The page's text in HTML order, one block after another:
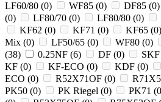
LF60/80 (0) WF85 (0) DF85 (0)
(0) LF80/70 (0) LF80/80 (0)
KF62 (0) KF71 (0) KF65 (0)
Mix (0) LF50/65 (0) WF80 (0)
(38) 0.25NF (6) DF (0) SKF
KF (0) KF-ECO (0) KDF (0)
ECO (0) R52X71OF (0)
PK50 (0) PK Riegel (0) PK71 (0